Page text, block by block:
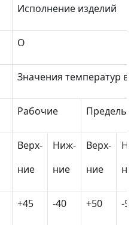
Исполнение изделий
О
Значения температур
Рабочие
Верх-
ние
Ниж-
ние
Верх-
ние
+45 -40 +50 -